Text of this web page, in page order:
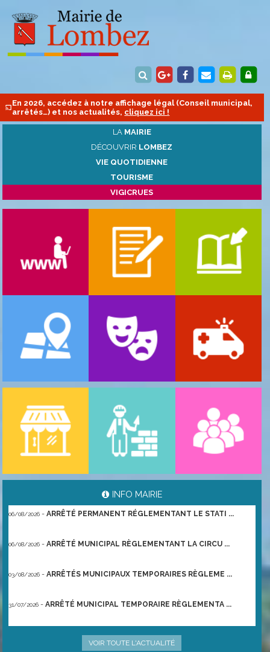
En 2026, accédez à notre affichage légal (Conseil municipal,
arrêtés…) et nos actualités, cliquez ici !
LA MAIRIE
DÉCOUVRIR LOMBEZ
VIE QUOTIDIENNE
TOURISME
VIGICRUES
INFO MAIRIE
06/08/2026 -ARRÊTÉ PERMANENT RÉGLEMENTANT LE STATI ...
06/08/2026 -ARRÊTÉ MUNICIPAL RÈGLEMENTANT LA CIRCU ...
03/08/2026 -ARRÊTÉS MUNICIPAUX TEMPORAIRES RÈGLEME ...
31/07/2026 -ARRÊTÉ MUNICIPAL TEMPORAIRE RÈGLEMENTA ...
ARRÊTÉ PRÉFECTORAL DU 21/06/2026 TEMPO ...
VOIR TOUTE L'ACTUALITÉ